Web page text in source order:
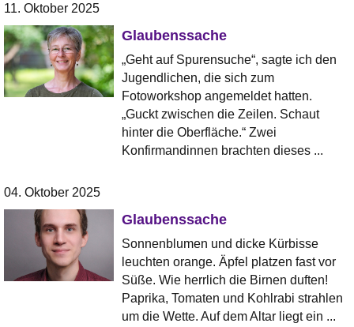
11. Oktober 2025
Glaubenssache
„Geht auf Spurensuche“, sagte ich den
Jugendlichen, die sich zum
Fotoworkshop angemeldet hatten.
„Guckt zwischen die Zeilen. Schaut
hinter die Oberfläche.“ Zwei
Konfirmandinnen brachten dieses ...
04. Oktober 2025
Glaubenssache
Sonnenblumen und dicke Kürbisse
leuchten orange. Äpfel platzen fast vor
Süße. Wie herrlich die Birnen duften!
Paprika, Tomaten und Kohlrabi strahlen
um die Wette. Auf dem Altar liegt ein ...